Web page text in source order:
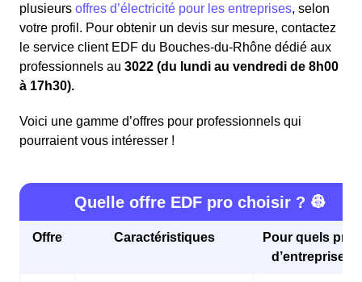
plusieurs offres d’électricité pour les entreprises, selon
votre profil. Pour obtenir un devis sur mesure, contactez
le service client EDF du Bouches-du-Rhône dédié aux
professionnels au 3022 (du lundi au vendredi de 8h00
à 17h30).
Voici une gamme d’offres pour professionnels qui
pourraient vous intéresser !
Quelle offre EDF pro choisir ? 👷
Offre Caractéristiques
Pour quels
d’entreprises